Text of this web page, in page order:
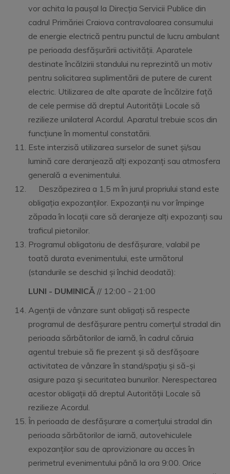
vor achita la paușal la Direcția Servicii Publice din
cadrul Primăriei Craiova contravaloarea consumului
de energie electrică pentru punctul de lucru ambulant
pe perioada desfășurării activității. Aparatele
destinate încălzirii standului nu reprezintă un motiv
pentru solicitarea suplimentării de putere de curent
electric. Utilizarea de alte aparate de încălzire față
de cele permise dă dreptul Autorității Locale să
rezilieze unilateral Acordul. Aparatul trebuie scos din
funcțiune în momentul constatării.
Este interzisă utilizarea surselor de sunet și/sau
lumină care deranjează alți expozanți sau atmosfera
generală a evenimentului.
Deszăpezirea a 1,5 m în jurul propriului stand este
obligația expozanților. Expozanții nu vor împinge
zăpada în locații care să deranjeze alți expozanți sau
traficul pietonilor.
Programul obligatoriu de desfășurare, valabil pe
toată durata evenimentului, este următorul
(standurile se deschid și închid deodată):
LUNI - DUMINICĂ // 12:00 - 21:00
Agenții de vânzare sunt obligați să respecte
programul de desfășurare pentru comerțul stradal din
perioada sărbătorilor de iarnă, în cadrul căruia
agentul trebuie să fie prezent și să desfășoare
activitatea de vânzare în stand/spațiu și să-și
asigure paza și securitatea bunurilor. Nerespectarea
acestor obligații dă dreptul Autorității Locale să
rezilieze Acordul.
În perioada de desfășurare a comerțului stradal din
perioada sărbătorilor de iarnă, autovehiculele
expozanților sau de aprovizionare au acces în
perimetrul evenimentului până la ora 9:00. Orice